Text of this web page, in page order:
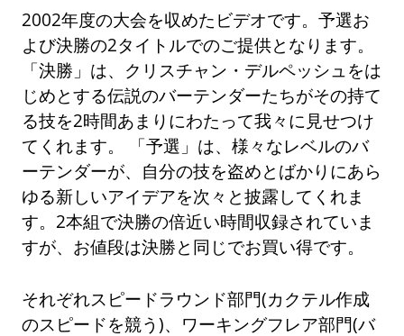
2002年度の大会を収めたビデオです。予選お
よび決勝の2タイトルでのご提供となります。
「決勝」は、クリスチャン・デルペッシュをは
じめとする伝説のバーテンダーたちがその持て
る技を2時間あまりにわたって我々に見せつけ
てくれます。 「予選」は、様々なレベルのバ
ーテンダーが、自分の技を盗めとばかりにあら
ゆる新しいアイデアを次々と披露してくれま
す。2本組で決勝の倍近い時間収録されていま
すが、お値段は決勝と同じでお買い得です。
それぞれスピードラウンド部門(カクテル作成
のスピードを競う)、ワーキングフレア部門(バ